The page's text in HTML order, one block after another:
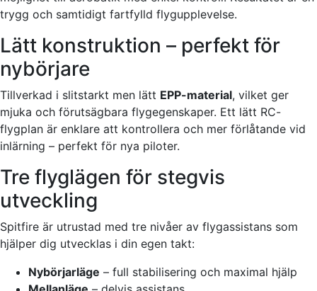
trygg och samtidigt fartfylld flygupplevelse.
Lätt konstruktion – perfekt för
nybörjare
Tillverkad i slitstarkt men lätt EPP-material, vilket ger
mjuka och förutsägbara flygegenskaper. Ett lätt RC-
flygplan är enklare att kontrollera och mer förlåtande vid
inlärning – perfekt för nya piloter.
Tre flyglägen för stegvis
utveckling
Spitfire är utrustad med tre nivåer av flygassistans som
hjälper dig utvecklas i din egen takt:
Nybörjarläge – full stabilisering och maximal hjälp